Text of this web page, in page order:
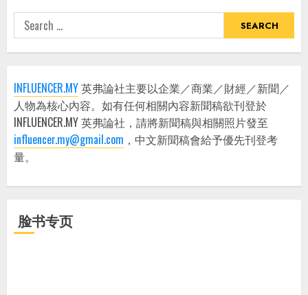
Search
for:
INFLUENCER.MY英弗論社主要以企業／商業／財經／新聞／
人物為核心內容。如有任何相關內容新聞稿欲刊登於
INFLUENCER.MY 英弗論社，請將新聞稿與相關照片發至
influencer.my@gmail.com ，中文新聞稿會給予優先刊登考
量。
脸书专页